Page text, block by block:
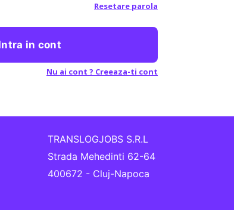
Resetare parola
in cont
Nu ai cont ? Creeaza-ti cont
TRANSLOGJOBS S.R.L
Strada Mehedinti 62-64
400672 - Cluj-Napoca